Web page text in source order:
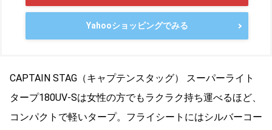
Yahooショッピングでみる
CAPTAIN STAG（キャプテンスタッグ） スーパーライト
タープ180UV-Sは女性の方でもラクラク持ち運べるほど、
コンパクトで軽いタープ。フライシートにはシルバーコー